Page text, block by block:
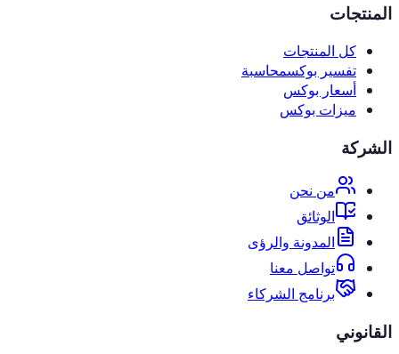
المنتجات
كل المنتجات
تفسير بوكسمحاسبة
أسعار بوكس
ميزات بوكس
الشركة
من نحن
الوثائق
المدونة والرؤى
تواصل معنا
برنامج الشركاء
القانوني